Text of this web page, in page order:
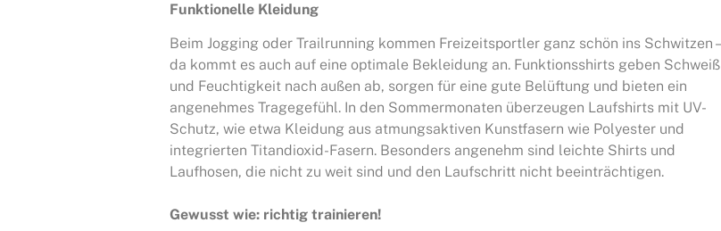
Funktionelle Kleidung
Beim Jogging oder Trailrunning kommen Freizeitsportler ganz schön ins Schwitzen –
da kommt es auch auf eine optimale Bekleidung an. Funktionsshirts geben Schweiß
und Feuchtigkeit nach außen ab, sorgen für eine gute Belüftung und bieten ein
angenehmes Tragegefühl. In den Sommermonaten überzeugen Laufshirts mit UV-
Schutz, wie etwa Kleidung aus atmungsaktiven Kunstfasern wie Polyester und
integrierten Titandioxid-Fasern. Besonders angenehm sind leichte Shirts und
Laufhosen, die nicht zu weit sind und den Laufschritt nicht beeinträchtigen.
Gewusst wie: richtig trainieren!